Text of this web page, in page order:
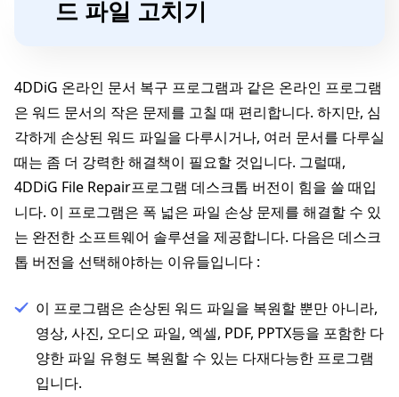
드 파일 고치기
4DDiG 온라인 문서 복구 프로그램과 같은 온라인 프로그램
은 워드 문서의 작은 문제를 고칠 때 편리합니다. 하지만, 심
각하게 손상된 워드 파일을 다루시거나, 여러 문서를 다루실
때는 좀 더 강력한 해결책이 필요할 것입니다. 그럴때,
4DDiG File Repair프로그램 데스크톱 버전이 힘을 쓸 때입
니다. 이 프로그램은 폭 넓은 파일 손상 문제를 해결할 수 있
는 완전한 소프트웨어 솔루션을 제공합니다. 다음은 데스크
톱 버전을 선택해야하는 이유들입니다 :
이 프로그램은 손상된 워드 파일을 복원할 뿐만 아니라,
영상, 사진, 오디오 파일, 엑셀, PDF, PPTX등을 포함한 다
양한 파일 유형도 복원할 수 있는 다재다능한 프로그램
입니다.